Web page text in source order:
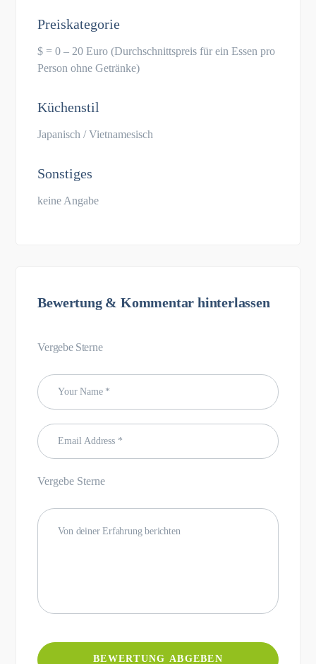
Preiskategorie
$ = 0 – 20 Euro (Durchschnittspreis für ein Essen pro
Person ohne Getränke)
Küchenstil
Japanisch / Vietnamesisch
Sonstiges
keine Angabe
Bewertung & Kommentar hinterlassen
Vergebe Sterne
Vergebe Sterne